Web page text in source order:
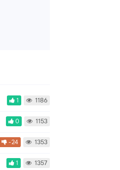
1 1186
0 1153
-24 1353
1 1357